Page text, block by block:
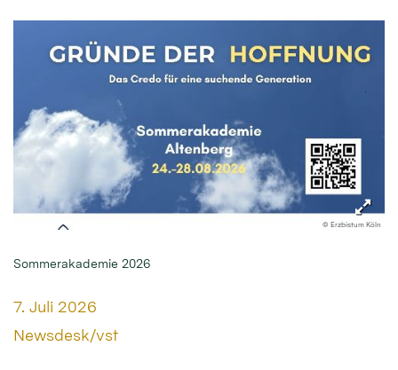
© Erzbistum Köln
Sommerakademie 2026
Datum:
7. Juli 2026
Von:
Newsdesk/vst